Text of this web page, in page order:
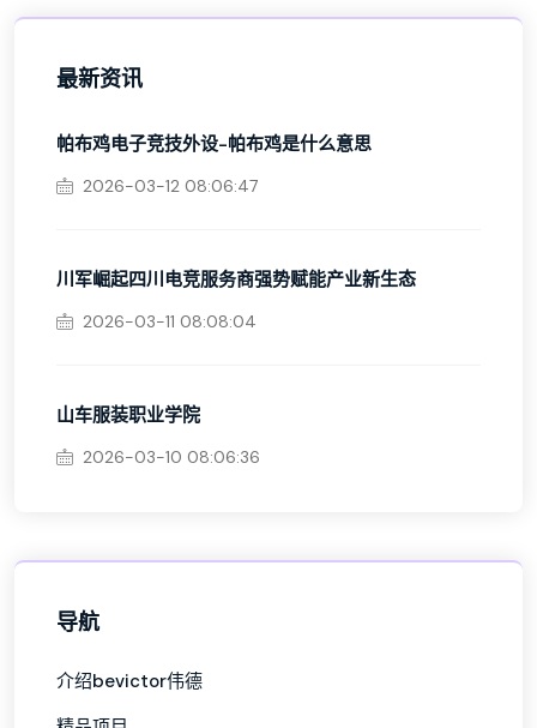
最新资讯
帕布鸡电子竞技外设-帕布鸡是什么意思
2026-03-12 08:06:47
川军崛起四川电竞服务商强势赋能产业新生态
2026-03-11 08:08:04
山车服装职业学院
2026-03-10 08:06:36
导航
介绍bevictor伟德